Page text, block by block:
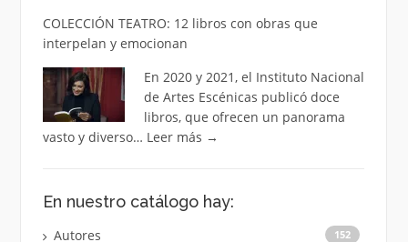
COLECCIÓN TEATRO: 12 libros con obras que
interpelan y emocionan
En 2020 y 2021, el Instituto Nacional
de Artes Escénicas publicó doce
libros, que ofrecen un panorama
vasto y diverso… Leer más →
En nuestro catálogo hay:
Autores 152